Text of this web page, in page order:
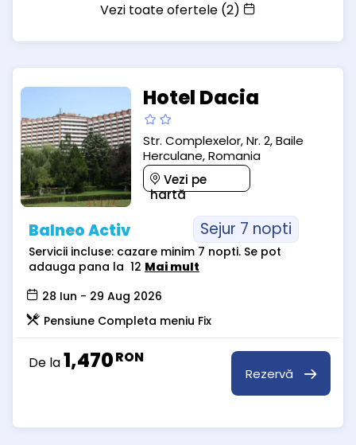
Vezi toate ofertele (2)
Hotel Dacia
Str. Complexelor, Nr. 2, Baile
Herculane, Romania
Vezi pe
hartă
Balneo Activ Sejur 7 nopti
Servicii incluse: cazare minim 7 nopti. Se pot
adauga pana la 12 Mai mult
28 Iun - 29 Aug 2026
Pensiune Completa meniu Fix
De la1,470RON
Rezervă